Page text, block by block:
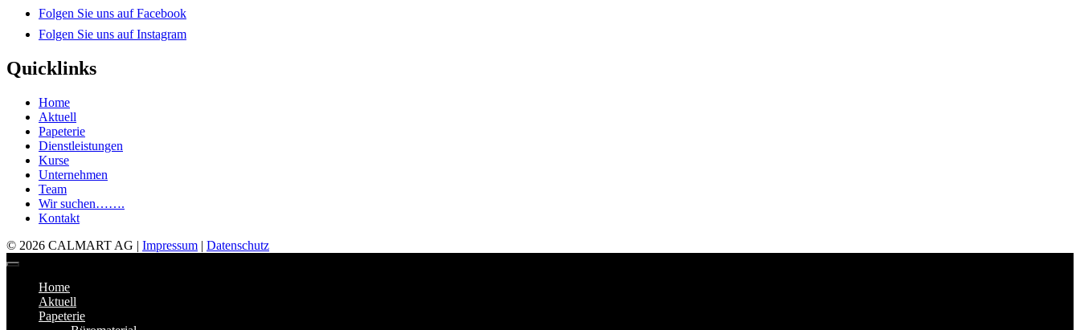
Folgen Sie uns auf Facebook
Folgen Sie uns auf Instagram
Quicklinks
Home
Aktuell
Papeterie
Dienstleistungen
Kurse
Unternehmen
Team
Wir suchen…….
Kontakt
© 2026 CALMART AG | Impressum | Datenschutz
Home
Aktuell
Papeterie